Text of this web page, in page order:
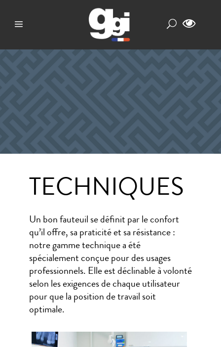
TECHNIQUES
Un bon fauteuil se définit par le confort
qu’il offre, sa praticité et sa résistance :
notre gamme technique a été
spécialement conçue pour des usages
professionnels. Elle est déclinable à volonté
selon les exigences de chaque utilisateur
pour que la position de travail soit
optimale.